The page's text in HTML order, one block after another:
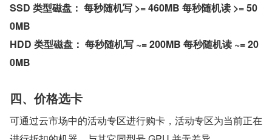
SSD 类型磁盘： 每秒随机写 >= 460MB 每秒随机读 >= 50
0MB
HDD 类型磁盘： 每秒随机写 ~= 200MB 每秒随机读 ~= 20
0MB
四、价格选卡
可通过云市场中的活动专区进行购卡，活动专区为当前正在